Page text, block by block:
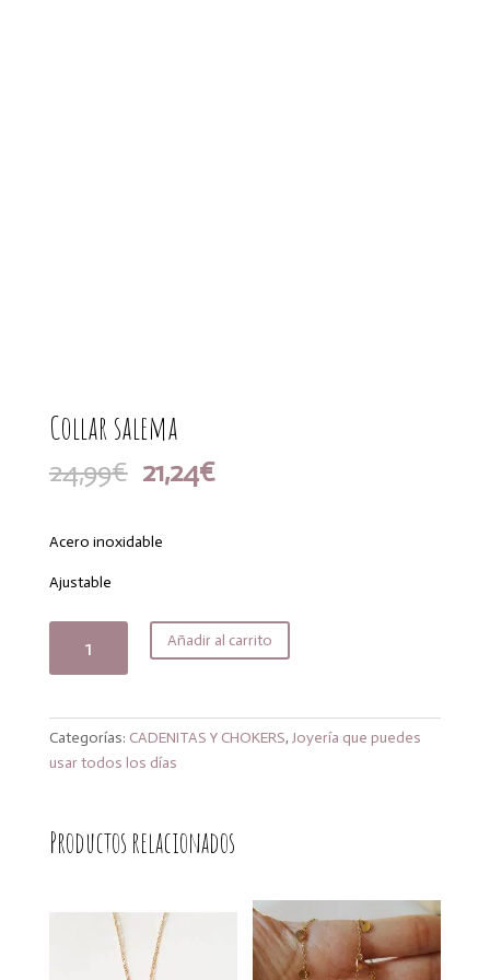
Collar salema
24,99€ El
precio
era:
21,24€El
Acero inoxidable
Ajustable
salema
Añadir al carrito
Categorías: CADENITAS Y CHOKERS, Joyería que puedes
usar todos los días
Productos relacionados